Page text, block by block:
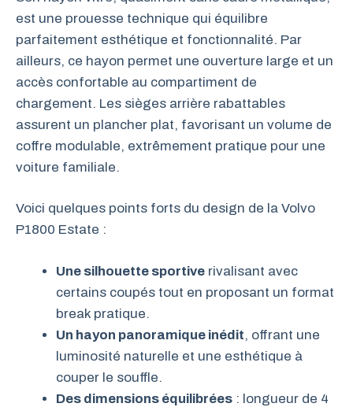
est une prouesse technique qui équilibre
parfaitement esthétique et fonctionnalité. Par
ailleurs, ce hayon permet une ouverture large et un
accès confortable au compartiment de
chargement. Les sièges arrière rabattables
assurent un plancher plat, favorisant un volume de
coffre modulable, extrêmement pratique pour une
voiture familiale.
Voici quelques points forts du design de la Volvo
P1800 Estate :
Une silhouette sportive rivalisant avec
certains coupés tout en proposant un format
break pratique.
Un hayon panoramique inédit, offrant une
luminosité naturelle et une esthétique à
couper le souffle.
Des dimensions équilibrées : longueur de 4